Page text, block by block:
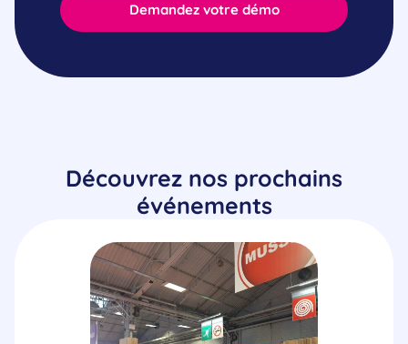
Demandez votre démo
Découvrez nos prochains
événements